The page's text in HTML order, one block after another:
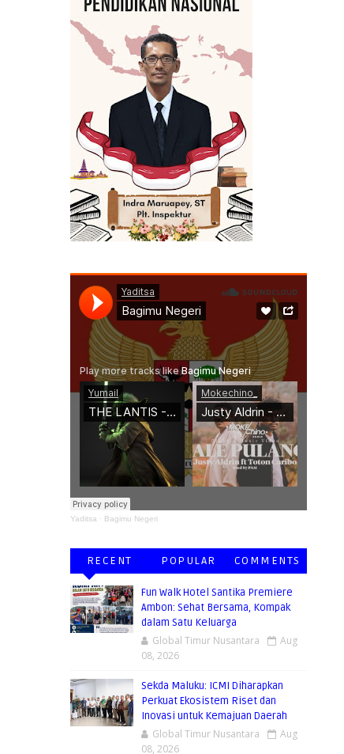
Yaditsa · Bagimu Negeri
RECENT POPULAR COMMENTS
Fun Walk Hotel Santika Premiere
Ambon: Sehat Bersama, Kompak
dalam Satu Keluarga
Global Timur Nusantara
Aug
08, 2026
Sekda Maluku: ICMI Diharapkan
Perkuat Ekosistem Riset dan
Inovasi untuk Kemajuan Daerah
Global Timur Nusantara
Aug
08, 2026